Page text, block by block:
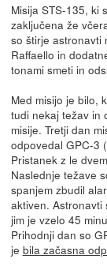
Misija STS-135, ki
zaključena že
so štirje astronavti
Raffaello in
tonami smeti in
Med misijo je bilo,
tudi nekaj težav in
misije. Tretji dan
odpovedal GPC-3
Pristanek z le
Naslednje težave
spanjem zbudil
aktiven. Astronavti
jim je vzelo 45
Prihodnji dan so
je bila začasna